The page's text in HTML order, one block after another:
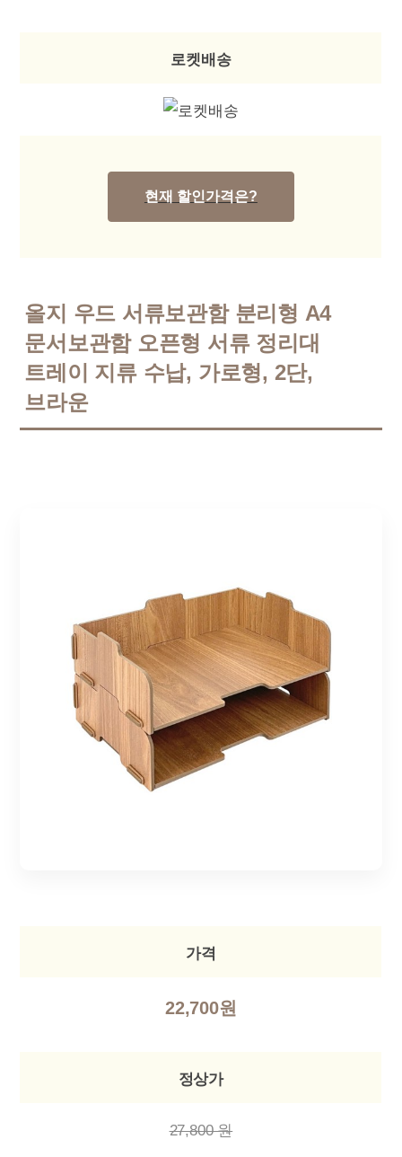
로켓배송
현재 할인가격은?
올지 우드 서류보관함 분리형 A4
문서보관함 오픈형 서류 정리대
트레이 지류 수납, 가로형, 2단,
브라운
가격
22,700원
정상가
27,800 원